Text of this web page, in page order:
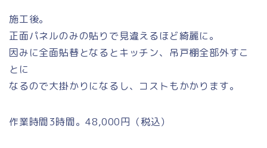
施工後。
正面パネルのみの貼りで見違えるほど綺麗に。
因みに全面貼替となるとキッチン、吊戸棚全部外すこ
とに
なるので大掛かりになるし、コストもかかります。
作業時間3時間。48,000円（税込）